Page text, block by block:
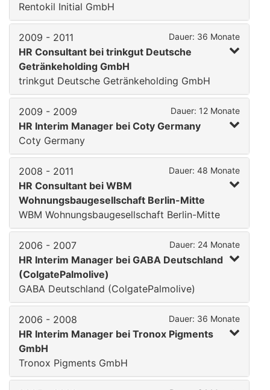
Rentokil Initial GmbH
2009 - 2011 Dauer: 36 Monate
HR Consultant bei trinkgut Deutsche
Getränkeholding GmbH
trinkgut Deutsche Getränkeholding GmbH
2009 - 2009 Dauer: 12 Monate
HR Interim Manager bei Coty Germany
Coty Germany
2008 - 2011 Dauer: 48 Monate
HR Consultant bei WBM
Wohnungsbaugesellschaft Berlin-Mitte
WBM Wohnungsbaugesellschaft Berlin-Mitte
2006 - 2007 Dauer: 24 Monate
HR Interim Manager bei GABA Deutschland
(ColgatePalmolive)
GABA Deutschland (ColgatePalmolive)
2006 - 2008 Dauer: 36 Monate
HR Interim Manager bei Tronox Pigments
GmbH
Tronox Pigments GmbH